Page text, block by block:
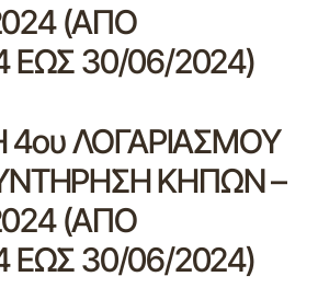
(ΑΠΟ
ΕΩΣ 30/06/2024)
ΛΟΓΑΡΙΑΣΜΟΥ
ΚΗΠΩΝ –
(ΑΠΟ
ΕΩΣ 30/06/2024)